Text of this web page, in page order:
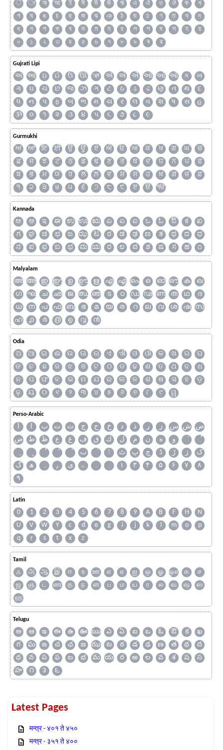
ঁ ং অ আ ই ঈ উ ঊ ঋ এ ঐ ও ঔ ক
খ
গ
ঘ ঙ চ ছ জ ঝ ঞ ঠ ড ঢ ণ ত থ
দ
ধ
ন প ফ ব ভ ম য র ল শ ষ স হ
য়
০
১ ২ ৩ ৪ ৫ ৬ ৭ ৮ ৯ ৰ ৱ
Gujrati Lipi
અ આ ઇ ઈ ઉ ઊ ઋ ઍ એ ઐ ઑ ઓ ઔ ક
ખ
ગ
ઘ ચ છ જ ઝ ઞ ટ ઠ ડ ઢ ણ ત થ
દ
ધ
ન પ ફ બ ભ મ ય ર લ વ શ ષ સ
હ
ૐ
૦ ૧ ૨ ૩ ૪ ૫ ૬ ૭ ૮ ૯
Gurmukhi
ਅ ਆ ਇ ਈ ਉ ਊ ਏ ਐ ਓ ਔ ਕ ਖ ਗ ਘ
ਚ
ਛ
ਜ ਝ ਟ ਠ ਡ ਢ ਣ ਤ ਥ ਦ ਧ ਨ ਪ
ਫ
ਬ
ਭ ਮ ਯ ਰ ਲ ਲ਼ ਵ ਸ਼ ਸ ਹ ਖ਼ ਗ਼ ਜ਼
ਫ਼
੧
੨ ੩ ੪ ੫ ੬ ੭ ੮ ੯ ੲ ੳ ੴ
Kannada
ಅ ಆ ಇ ಈ ಉ ಊ ಋ ಎ ಏ ಐ ಒ ಓ ಔ ಕ
ಖ
ಗ
ಘ ಚ ಛ ಜ ಝ ಟ ಠ ಡ ಢ ಣ ತ ಥ ದ
ಧ
ನ
ಪ ಫ ಬ ಭ ಮ ಯ ರ ಲ ವ ಶ ಷ ಸ ಹ ೧
Malyalam
അ ആ ഇ ഈ ഉ ഊ ഋ എ ഏ ഐ ഒ ഓ ഔ ക
ഖ
ഗ
ഘ ച ഛ ജ ഝ ഞ ട ഠ ഡ ഢ ണ ത ഥ
ദ
ധ
ന പ ഫ ബ ഭ മ യ ര റ ല വ ശ ഷ
സ
ഹ
൧ ൪ ൫ ൭ ൮ ൯
Odia
ଅ ଆ ଇ ଈ ଉ ଊ ଋ ଏ ଐ ଓ ଔ କ ଖ ଗ
ଘ
ଙ
ଚ ଛ ଜ ଝ ଞ ଟ ଠ ଡ ଢ ଣ ତ ଥ ଦ
ଧ
ନ
ପ ଫ ବ ଭ ମ ଯ ର ଲ ଳ ଶ ଷ ସ ହ
ଡ଼
ଢ଼
ୟ ୦ ୧ ୨ ୩ ୪ ୫ ୬ ୭ ୮ ୯ ୱ
Perso-Arabic
آ ا ب ت ث ج ح خ د ذ ر ز س ش ص
ض
ط ظ ع غ ف ق ك ل م ن ه
و
ٮ
ٲ ٹ پ چ ڈ ڑ ژ
ک
گ
ھ ہ ۄ ی ے ۔ ۱ ۳ ۴ ۵ ۶ ۷
۸
۹
Latin
0 1 2 3 4 5 6 7 8 9 A B F H
N
U
V W Y c d e g i j k l m o
p
q
r s t x z
Tamil
ஃ அ ஆ இ ஈ உ ஊ எ ஏ ஐ ஒ ஓ ஔ க
ச
ஜ
ஞ ட ண த ந ன ப ம ய ர ல வ ஷ
ஸ
ஹ
Telugu
అ ఆ ఇ ఈ ఉ ఊ ఋ ఎ ఏ ఐ ఒ ఓ ఔ క
ఖ
గ
ఘ ఙ చ ఛ జ ఝ ట ఠ డ ఢ ణ త థ
ద
ధ
న ప ఫ బ భ మ య ర ఱ ల వ శ ష
స
హ
౧ ౩ ౬
Latest Pages
मन्त्र - ४०१ ते ४५०
मन्त्र - ३५१ ते ४००